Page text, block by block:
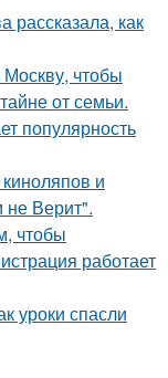
рассказала, как
чтобы
от семьи.
популярность
и
Верит".
чтобы
работает
уроки спасли